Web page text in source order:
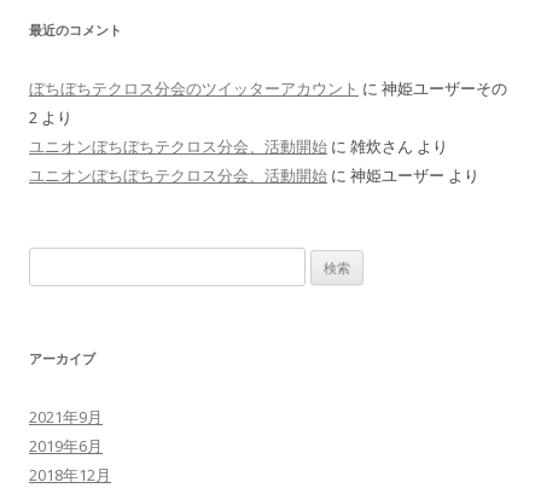
最近のコメント
ぼちぼちテクロス分会のツイッターアカウント に 神姫ユーザーその
2 より
ユニオンぼちぼちテクロス分会、活動開始 に 雑炊さん より
ユニオンぼちぼちテクロス分会、活動開始 に 神姫ユーザー より
索
アーカイブ
2021年9月
2019年6月
2018年12月